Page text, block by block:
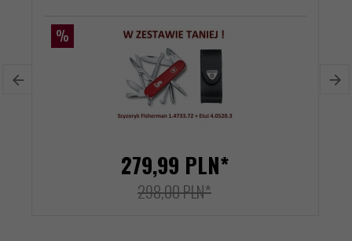
%
279,99 PLN*
298,00 PLN*